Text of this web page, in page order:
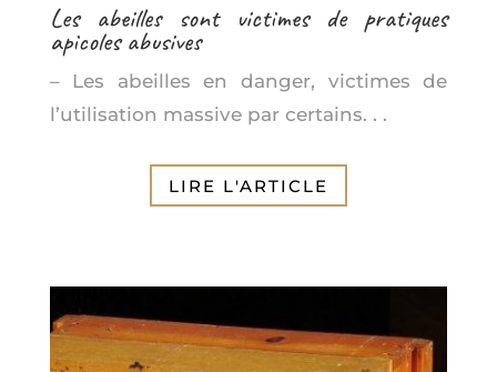
Les abeilles sont victimes de pratiques
apicoles abusives
– Les abeilles en danger, victimes de
l’utilisation massive par certains. . .
LIRE L'ARTICLE